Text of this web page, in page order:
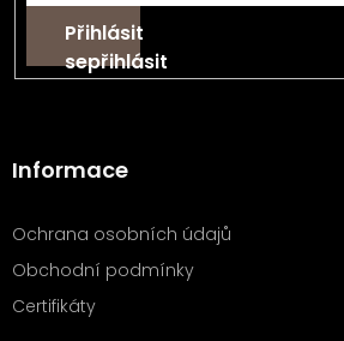
Přihlásit
se
Informace
Ochrana osobních údajů
Obchodní podmínky
Certifikáty